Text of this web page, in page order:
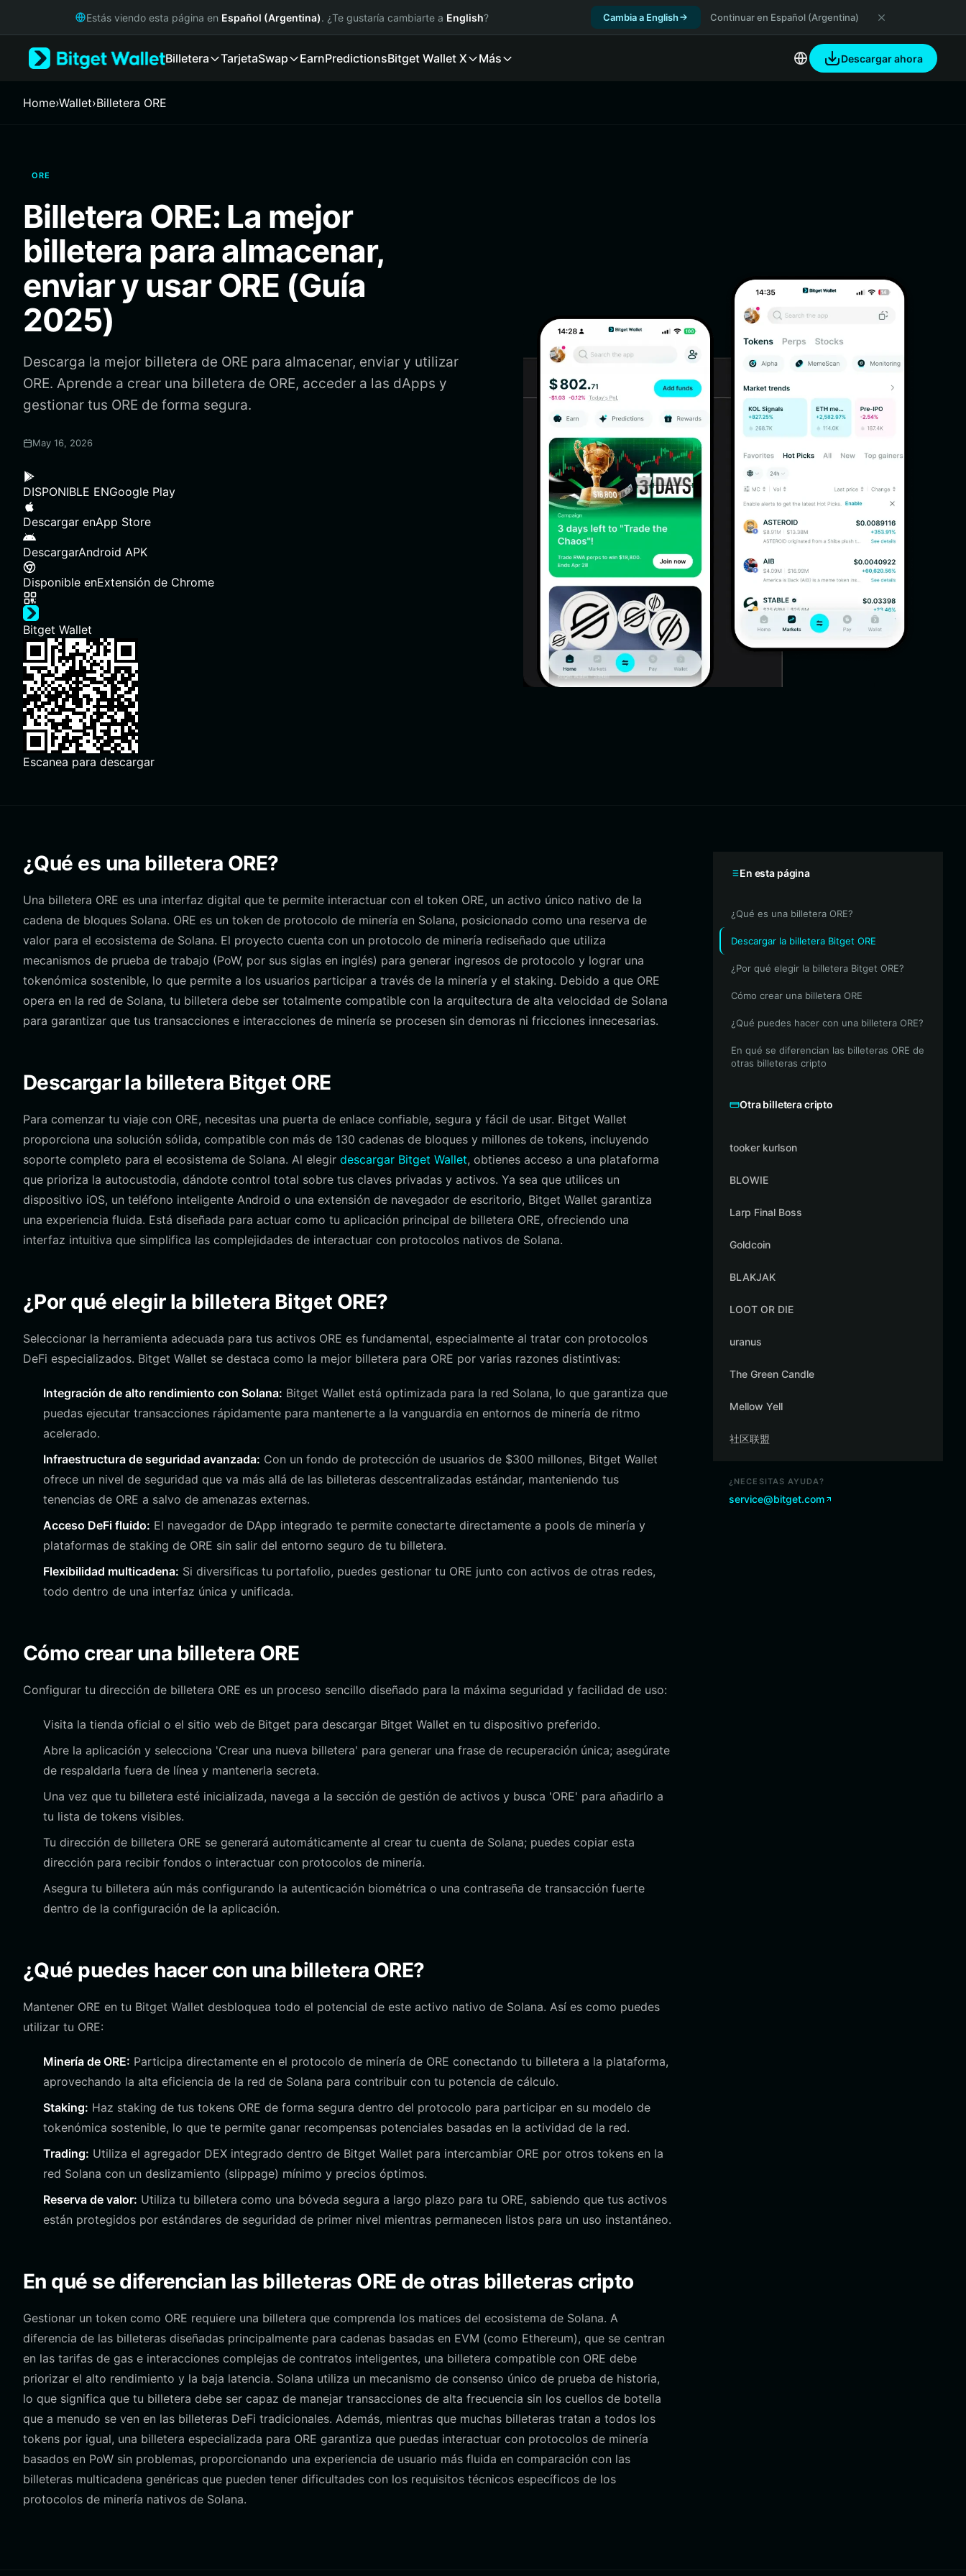
Русский
Italiano
繁體中文
Bahasa Indonesia
ภาษาไทย
Español
Português (Brasil)
Español (Argentina)
Estás viendo esta página en Español (Argentina). ¿Te gustaría cambiarte a English? Cambia a English Continuar en Español (Argentina)
Billetera TarjetaSwap EarnPredictionsBitget Wallet X Más Descargar ahora
Home›Wallet›Billetera ORE
ORE
Billetera ORE: La mejor
billetera para almacenar,
enviar y usar ORE (Guía
2025)
Descarga la mejor billetera de ORE para almacenar, enviar y utilizar
ORE. Aprende a crear una billetera de ORE, acceder a las dApps y
gestionar tus ORE de forma segura.
May 16, 2026
DISPONIBLE ENGoogle Play
Descargar enApp Store
DescargarAndroid APK
Disponible enExtensión de Chrome
Bitget Wallet
Escanea para descargar
¿Qué es una billetera ORE?
Una billetera ORE es una interfaz digital que te permite interactuar con el token ORE, un activo único nativo de la
cadena de bloques Solana. ORE es un token de protocolo de minería en Solana, posicionado como una reserva de
valor para el ecosistema de Solana. El proyecto cuenta con un protocolo de minería rediseñado que utiliza
mecanismos de prueba de trabajo (PoW, por sus siglas en inglés) para generar ingresos de protocolo y lograr una
tokenómica sostenible, lo que permite a los usuarios participar a través de la minería y el staking. Debido a que ORE
opera en la red de Solana, tu billetera debe ser totalmente compatible con la arquitectura de alta velocidad de Solana
para garantizar que tus transacciones e interacciones de minería se procesen sin demoras ni fricciones innecesarias.
Descargar la billetera Bitget ORE
Para comenzar tu viaje con ORE, necesitas una puerta de enlace confiable, segura y fácil de usar. Bitget Wallet
proporciona una solución sólida, compatible con más de 130 cadenas de bloques y millones de tokens, incluyendo
soporte completo para el ecosistema de Solana. Al elegir descargar Bitget Wallet, obtienes acceso a una plataforma
que prioriza la autocustodia, dándote control total sobre tus claves privadas y activos. Ya sea que utilices un
dispositivo iOS, un teléfono inteligente Android o una extensión de navegador de escritorio, Bitget Wallet garantiza
una experiencia fluida. Está diseñada para actuar como tu aplicación principal de billetera ORE, ofreciendo una
interfaz intuitiva que simplifica las complejidades de interactuar con protocolos nativos de Solana.
¿Por qué elegir la billetera Bitget ORE?
Seleccionar la herramienta adecuada para tus activos ORE es fundamental, especialmente al tratar con protocolos
DeFi especializados. Bitget Wallet se destaca como la mejor billetera para ORE por varias razones distintivas:
Integración de alto rendimiento con Solana: Bitget Wallet está optimizada para la red Solana, lo que garantiza que
puedas ejecutar transacciones rápidamente para mantenerte a la vanguardia en entornos de minería de ritmo
acelerado.
Infraestructura de seguridad avanzada: Con un fondo de protección de usuarios de $300 millones, Bitget Wallet
ofrece un nivel de seguridad que va más allá de las billeteras descentralizadas estándar, manteniendo tus
tenencias de ORE a salvo de amenazas externas.
Acceso DeFi fluido: El navegador de DApp integrado te permite conectarte directamente a pools de minería y
plataformas de staking de ORE sin salir del entorno seguro de tu billetera.
Flexibilidad multicadena: Si diversificas tu portafolio, puedes gestionar tu ORE junto con activos de otras redes,
todo dentro de una interfaz única y unificada.
Cómo crear una billetera ORE
Configurar tu dirección de billetera ORE es un proceso sencillo diseñado para la máxima seguridad y facilidad de uso:
Visita la tienda oficial o el sitio web de Bitget para descargar Bitget Wallet en tu dispositivo preferido.
Abre la aplicación y selecciona 'Crear una nueva billetera' para generar una frase de recuperación única; asegúrate
de respaldarla fuera de línea y mantenerla secreta.
Una vez que tu billetera esté inicializada, navega a la sección de gestión de activos y busca 'ORE' para añadirlo a
tu lista de tokens visibles.
Tu dirección de billetera ORE se generará automáticamente al crear tu cuenta de Solana; puedes copiar esta
dirección para recibir fondos o interactuar con protocolos de minería.
Asegura tu billetera aún más configurando la autenticación biométrica o una contraseña de transacción fuerte
dentro de la configuración de la aplicación.
¿Qué puedes hacer con una billetera ORE?
Mantener ORE en tu Bitget Wallet desbloquea todo el potencial de este activo nativo de Solana. Así es como puedes
utilizar tu ORE:
Minería de ORE: Participa directamente en el protocolo de minería de ORE conectando tu billetera a la plataforma,
aprovechando la alta eficiencia de la red de Solana para contribuir con tu potencia de cálculo.
Staking: Haz staking de tus tokens ORE de forma segura dentro del protocolo para participar en su modelo de
tokenómica sostenible, lo que te permite ganar recompensas potenciales basadas en la actividad de la red.
Trading: Utiliza el agregador DEX integrado dentro de Bitget Wallet para intercambiar ORE por otros tokens en la
red Solana con un deslizamiento (slippage) mínimo y precios óptimos.
Reserva de valor: Utiliza tu billetera como una bóveda segura a largo plazo para tu ORE, sabiendo que tus activos
están protegidos por estándares de seguridad de primer nivel mientras permanecen listos para un uso instantáneo.
En qué se diferencian las billeteras ORE de otras billeteras cripto
Gestionar un token como ORE requiere una billetera que comprenda los matices del ecosistema de Solana. A
diferencia de las billeteras diseñadas principalmente para cadenas basadas en EVM (como Ethereum), que se centran
en las tarifas de gas e interacciones complejas de contratos inteligentes, una billetera compatible con ORE debe
priorizar el alto rendimiento y la baja latencia. Solana utiliza un mecanismo de consenso único de prueba de historia,
lo que significa que tu billetera debe ser capaz de manejar transacciones de alta frecuencia sin los cuellos de botella
que a menudo se ven en las billeteras DeFi tradicionales. Además, mientras que muchas billeteras tratan a todos los
tokens por igual, una billetera especializada para ORE garantiza que puedas interactuar con protocolos de minería
basados en PoW sin problemas, proporcionando una experiencia de usuario más fluida en comparación con las
billeteras multicadena genéricas que pueden tener dificultades con los requisitos técnicos específicos de los
protocolos de minería nativos de Solana.
En esta página
¿Qué es una billetera ORE?
Descargar la billetera Bitget ORE
¿Por qué elegir la billetera Bitget ORE?
Cómo crear una billetera ORE
¿Qué puedes hacer con una billetera ORE?
En qué se diferencian las billeteras ORE de
otras billeteras cripto
Otra billetera cripto
tooker kurlson
BLOWIE
Larp Final Boss
Goldcoin
BLAKJAK
LOOT OR DIE
uranus
The Green Candle
Mellow Yell
社区联盟
¿NECESITAS AYUDA?
service@bitget.com